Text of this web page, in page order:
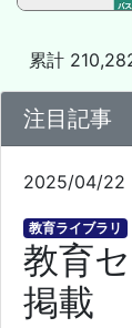
累計
注目記事
2025/04/22
教育ライブラリ
教育
掲載